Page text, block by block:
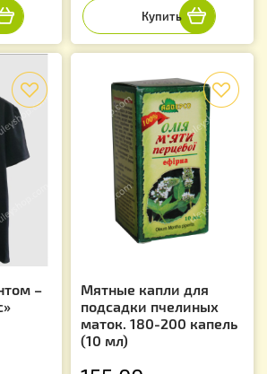
–
Мятные капли для
подсадки пчелиных
маток. 180-200 капель
(10 мл)